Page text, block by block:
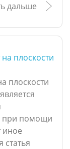
дальше
плоскости
плоскости
при помощи
иное